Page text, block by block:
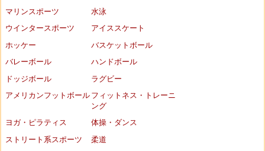
マリンスポーツ
水泳
ウインタースポーツ
アイススケート
ホッケー
バスケットボール
バレーボール
ハンドボール
ドッジボール
ラグビー
アメリカンフットボール フィットネス・トレーニ
ング
ヨガ・ピラティス
体操・ダンス
ストリート系スポーツ
柔道